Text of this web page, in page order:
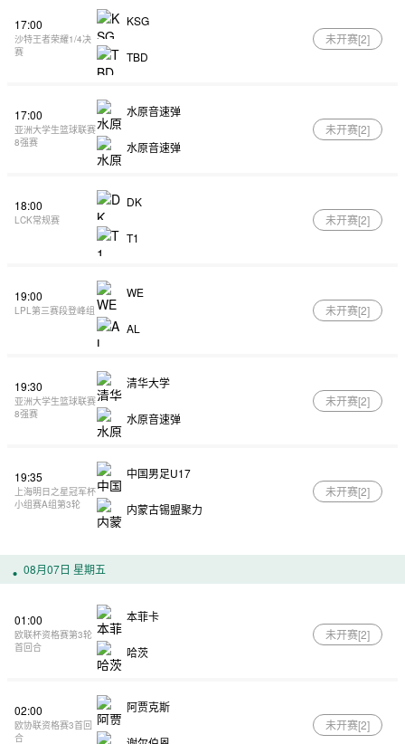
17:00
沙特王者荣耀1/4决
赛
KSG
TBD
未开赛[2]
17:00
亚洲大学生篮球联赛
8强赛
水原音速弹
水原音速弹
未开赛[2]
18:00
LCK常规赛
DK
T1
未开赛[2]
19:00
LPL第三赛段登峰组
WE
AL
未开赛[2]
19:30
亚洲大学生篮球联赛
8强赛
清华大学
水原音速弹
未开赛[2]
19:35
上海明日之星冠军杯
小组赛A组第3轮
中国男足U17
内蒙古锡盟聚力
未开赛[2]
08月07日 星期五
01:00
欧联杯资格赛第3轮
首回合
本菲卡
哈茨
未开赛[2]
02:00
欧协联资格赛3首回
合
阿贾克斯
未开赛[2]